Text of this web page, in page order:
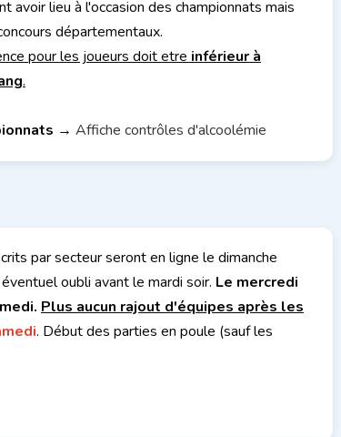
avoir lieu à l'occasion des championnats mais
départementaux.
pour les joueurs doit etre inférieur à
.
→ Affiche contrôles d'alcoolémie
par secteur seront en ligne le dimanche
oubli avant le mardi soir. Le mercredi
Plus aucun rajout d'équipes après les
. Début des parties en poule (sauf les